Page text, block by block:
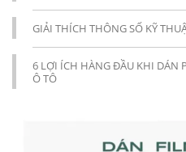
GIẢI THÍCH THÔNG SỐ KỸ
6 LỢI ÍCH HÀNG ĐẦU KHI DÁN
Ô TÔ